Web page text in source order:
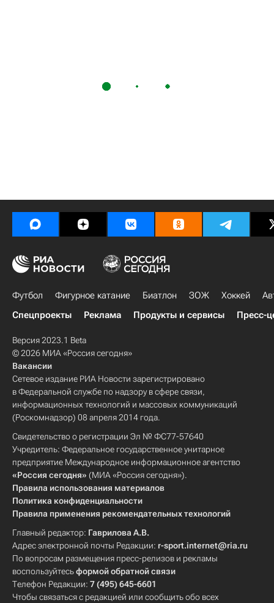
Футбол Фигурное катание Биатлон ЗОЖ Хоккей
Спецпроекты
Реклама Продукты и сервисы Пресс-
Версия 2023.1 Beta
© 2026 МИА «Россия сегодня»
Вакансии
Сетевое издание РИА Новости зарегистрировано
в Федеральной службе по надзору в сфере связи,
информационных технологий и массовых коммуникаций
(Роскомнадзор) 08 апреля 2014 года.
Свидетельство о регистрации Эл № ФС77-57640
Учредитель: Федеральное государственное унитарное
предприятие Международное информационное агентство
«Россия сегодня» (МИА «Россия сегодня»).
Правила использования материалов
Политика конфиденциальности
Правила применения рекомендательных технологий
Главный редактор: Гаврилова А.В.
Адрес электронной почты Редакции: r-sport.internet@ria.ru
По вопросам размещения пресс-релизов и рекламы
воспользуйтесьформой обратной связи
Телефон Редакции: 7 (495) 645-6601
Чтобы связаться с редакцией или сообщить обо всех